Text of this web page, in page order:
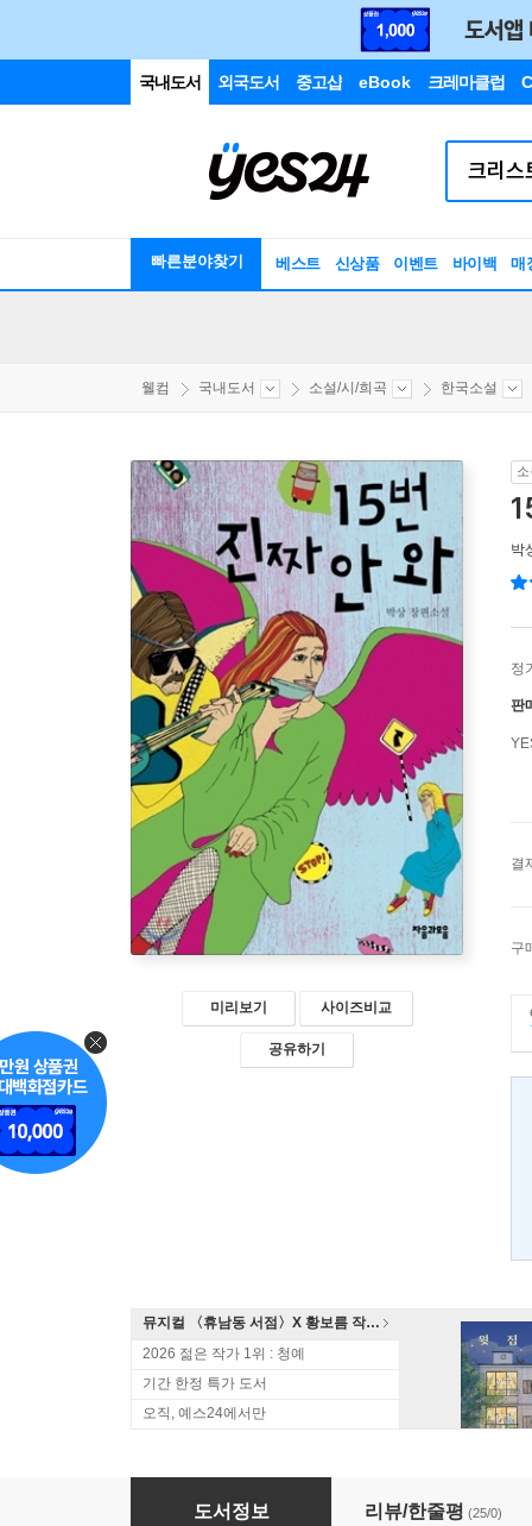
국내도서 외국도서 중고샵 eBook 크레마클럽
빠른분야찾기 베스트 신상품 이벤트 바이백 매
웰컴 국내도서 소설/시/희곡 한국소설
미리보기 사이즈비교
공유하기
박
정
판
결
구
뮤지컬 〈휴남동 서점〉X 황보름 작가 북토크
2026 젊은 작가 1위 : 청예
기간 한정 특가 도서
오직, 예스24에서만
15번 진짜 안 와
도서정보 리뷰/한줄평 (25/0)